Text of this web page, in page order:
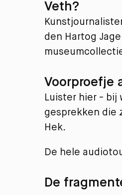
Veth?
den Hartog
Voorproefje
Luister hier - bij
gesprekken die
Hek.
De hele
De